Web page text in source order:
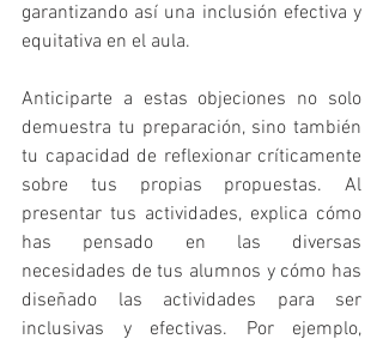
garantizando así una inclusión efectiva y
equitativa en el aula.
Anticiparte a estas objeciones no solo
demuestra tu preparación, sino también
tu capacidad de reflexionar críticamente
sobre tus propias propuestas. Al
presentar tus actividades, explica cómo
has pensado en las diversas
necesidades de tus alumnos y cómo has
diseñado las actividades para ser
inclusivas y efectivas. Por ejemplo,